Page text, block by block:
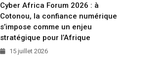
Cyber Africa Forum 2026 : à
Cotonou, la confiance numérique
s’impose comme un enjeu
stratégique pour l’Afrique
15 juillet 2026